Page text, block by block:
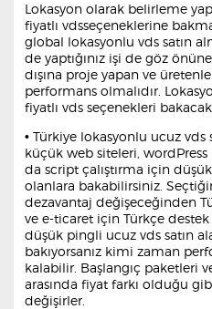
Lokasyon olarak belirleme
fiyatlı vdsseçeneklerine
global lokasyonlu vds satın
de yaptığınız işi de göz
dışına proje yapan ve
performans olmalıdır.
fiyatlı vds seçenekleri
• Türkiye lokasyonlu ucuz vds
küçük web siteleri,
da script çalıştırma için
olanlara bakabilirsiniz.
dezavantaj değişeceğinden
ve e-ticaret için Türkçe destek
düşük pingli ucuz vds satın
bakıyorsanız kimi zaman
kalabilir. Başlangıç paketleri
arasında fiyat farkı olduğu
değişirler.